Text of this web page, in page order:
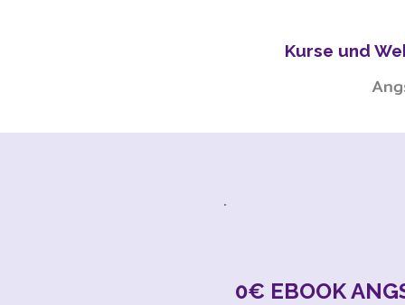
Kurse und
0€ EBOOK